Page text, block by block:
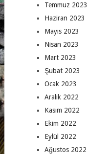
Temmuz 2023
Haziran 2023
Mayıs 2023
Nisan 2023
Mart 2023
Şubat 2023
Ocak 2023
Aralık 2022
Kasım 2022
Ekim 2022
Eylül 2022
Ağustos 2022